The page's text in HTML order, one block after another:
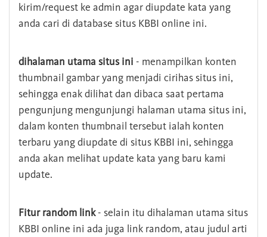
kirim/request ke admin agar diupdate kata yang
anda cari di database situs KBBI online ini.
dihalaman utama situs ini - menampilkan konten
thumbnail gambar yang menjadi cirihas situs ini,
sehingga enak dilihat dan dibaca saat pertama
pengunjung mengunjungi halaman utama situs ini,
dalam konten thumbnail tersebut ialah konten
terbaru yang diupdate di situs KBBI ini, sehingga
anda akan melihat update kata yang baru kami
update.
Fitur random link- selain itu dihalaman utama situs
KBBI online ini ada juga link random, atau judul arti